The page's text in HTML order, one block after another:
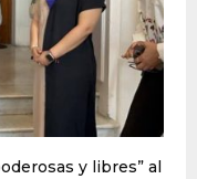
y libres” al